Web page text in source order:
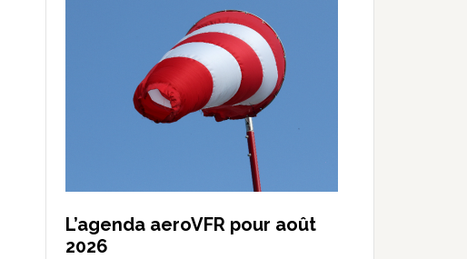
L’agenda aeroVFR pour août
2026